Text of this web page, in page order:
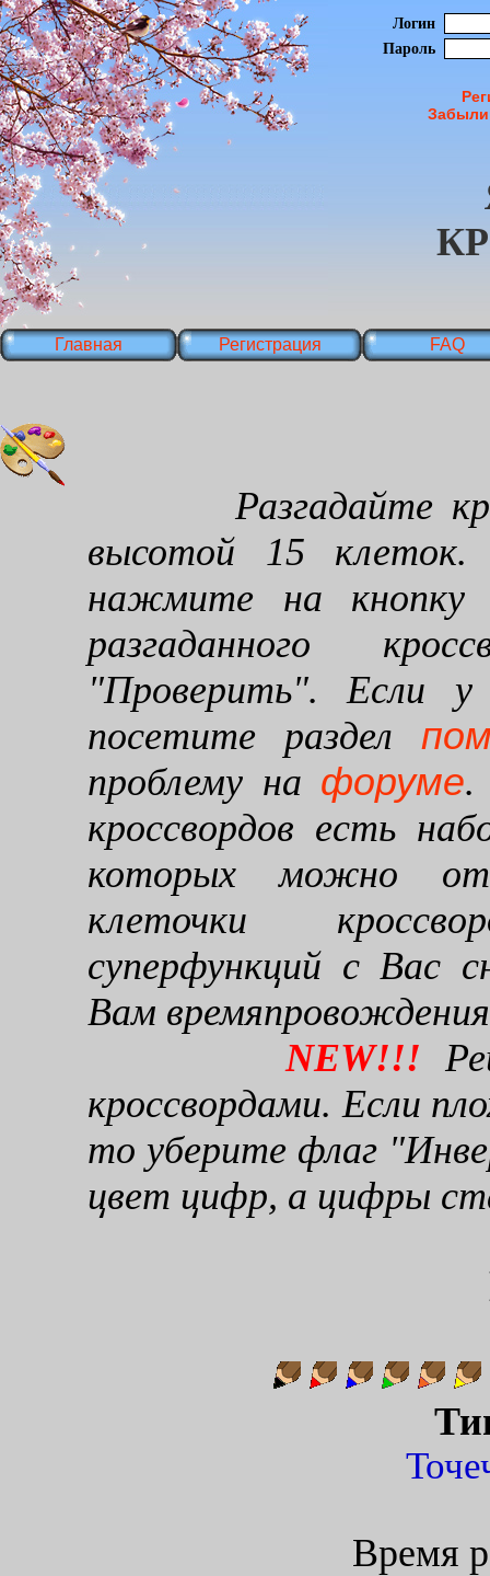
Логин
Пароль
Главная Регистрация FAQ
Разгадайте
высотой 15 клеток.
нажмите на кнопку
разгаданного
"Проверить". Если
посетите раздел
проблему на форуме.
кроссвордов есть
которых можно
клеточки
суперфункций с Вас
Вам
NEW!!!
кроссвордами. Если
то уберите флаг
цвет цифр, а цифры
Время